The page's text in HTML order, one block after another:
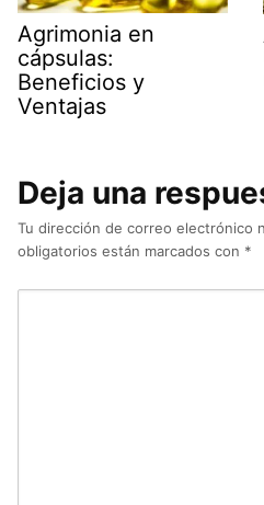
Agrimonia en
cápsulas:
Beneficios y
Ventajas
Deja una
Tu dirección de correo electrónico
obligatorios están marcados con *